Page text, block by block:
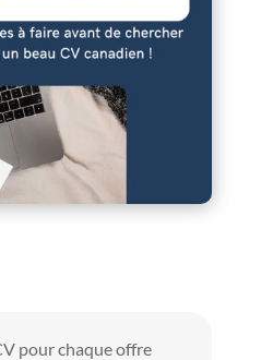
pour chaque offre